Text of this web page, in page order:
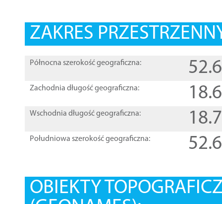
ZAKRES
Północna szerokość geograficzna:
Zachodnia długość geograficzna:
Wschodnia długość geograficzna:
Południowa szerokość geograficzna:
OBIEKTY